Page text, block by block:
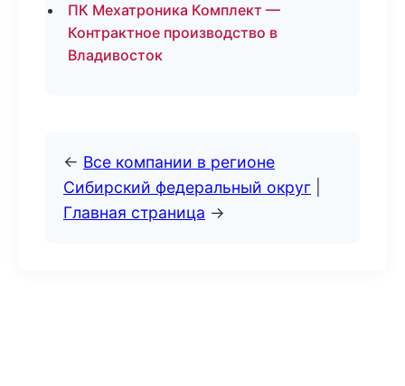
ПК Мехатроника Комплект —
Контрактное производство в
Владивосток
← Все компании в регионе
Сибирский федеральный округ
Главная страница →